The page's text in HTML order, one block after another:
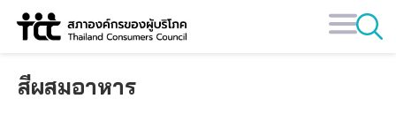
Skip
สีผสมอาหาร